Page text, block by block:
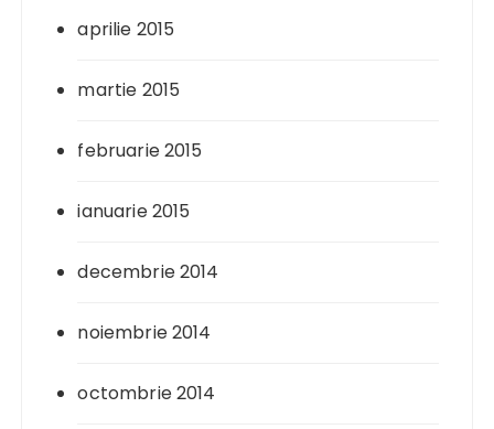
aprilie 2015
martie 2015
februarie 2015
ianuarie 2015
decembrie 2014
noiembrie 2014
octombrie 2014